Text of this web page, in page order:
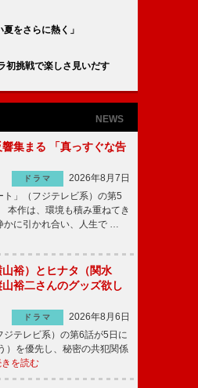
をさらに熱く」
初挑戦で楽しさ見いだす
NEWS
響集まる 「真っすぐな告
ドラマ
2026年8月7日
」（フジテレビ系）の第5
作は、環境も積み重ねてき
かに引かれ合い、人生で …
裕）とヒナタ（関水
裕二さんのグッズ欲し
ドラマ
2026年8月6日
テレビ系）の第6話が5日に
を優先し、秘密の共犯関係
を読む